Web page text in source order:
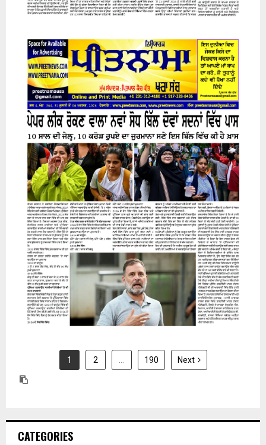
31 July 2026
1 2 … 190 Next
CATEGORIES